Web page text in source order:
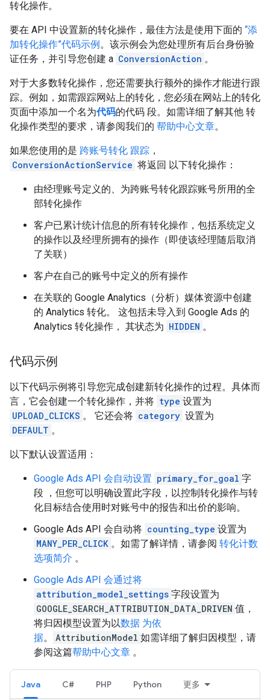
转化操作。
要在 API 中设置新的转化操作，最佳方法是使用下面的 “添
加转化操作”代码示例 。该示例会为您处理所有后台身份验
证任务，并引导您创建 a ConversionAction 。
对于大多数转化操作，您还需要执行额外的操作才能进行跟
踪。例如，如需跟踪网站上的转化，您必须在网站上的转化
页面中添加一个名为代码的代码 段。如需详细了解其他 转
化操作类型的要求，请参阅我们的 帮助中心文章。
如果您使用的是 跨账号转化 跟踪 ，
ConversionActionService 将返回 以下转化操作：
由经理账号定义的、为跨账号转化跟踪账号所用的全
部转化操作
客户已累计统计信息的所有转化操作，包括系统定义
的操作以及经理所拥有的操作（即使该经理随后取消
了关联）
客户在自己的账号中定义的所有操作
在关联的 Google Analytics（分析）媒体资源中创建
的 Analytics 转化。 这包括未导入到 Google Ads 的
Analytics 转化操作， 其状态为 HIDDEN 。
代码示例
以下代码示例将引导您完成创建新转化操作的过程。具体而
言，它会创建一个转化操作，并将 type 设置为
UPLOAD_CLICKS 。 它还会将 category 设置为
DEFAULT 。
以下默认设置适用：
Google Ads API 会自动设置 primary_for_goal 字
段 ，但您可以明确设置此字段，以控制转化操作与转
化目标结合使用时对账号中的报告和出价的影响。
Google Ads API 会自动将 counting_type 设置为
MANY_PER_CLICK 。如需了解详情，请参阅 转化计数
选项简介 。
Google Ads API 会通过将
attribution_model_settings 字段设置为
GOOGLE_SEARCH_ATTRIBUTION_DATA_DRIVEN 值，
将归因模型设置为以数据 为依
据。 AttributionModel 如需详细了解归因模型，请
参阅这篇帮助中心文章 。
Java C# PHP Python 更多